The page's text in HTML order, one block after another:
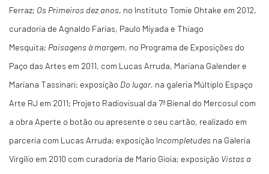
Ferraz; Os Primeiros dez anos, no Instituto Tomie Ohtake em 2012,
curadoria de Agnaldo Farias, Paulo Miyada e Thiago
Mesquita; Paisagens à margem, no Programa de Exposições do
Paço das Artes em 2011, com Lucas Arruda, Mariana Galender e
Mariana Tassinari; exposição Do lugar, na galeria Múltiplo Espaço
Arte RJ em 2011; Projeto Radiovisual da 7ª Bienal do Mercosul com
a obra Aperte o botão ou apresente o seu cartão, realizado em
parceria com Lucas Arruda; exposição Incompletudes na Galeria
Virgílio em 2010 com curadoria de Mario Gioia; exposição Vistas a